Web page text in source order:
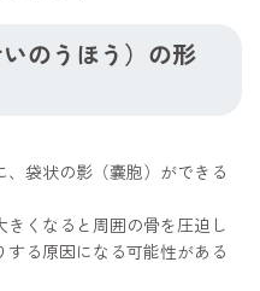
のうほう）の形
袋状の影（嚢胞）ができる
くなると周囲の骨を圧迫し
る原因になる可能性がある